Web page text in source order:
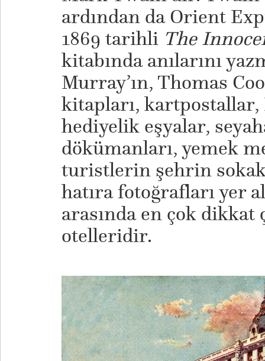
ardından da Orient
1869 tarihli The
kitabında anılarını
Murray’ın, Thomas
kitapları,
hediyelik eşyalar,
dökümanları, yemek
turistlerin şehrin
hatıra fotoğrafları yer
arasında en çok dikkat
otelleridir.